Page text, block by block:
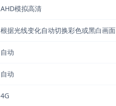
AHD模拟高清
根据光线变化自动切换彩色或黑白画面
自动
自动
4G